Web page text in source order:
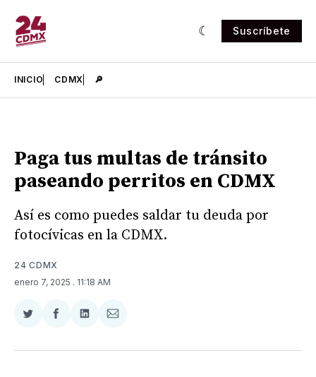
Suscríbete
INICIO CDMX 🔎
Paga tus multas de tránsito
paseando perritos en CDMX
Así es como puedes saldar tu deuda por
fotocívicas en la CDMX.
24 CDMX
enero 7, 2025 . 11:18 AM
Compartir
Twitter
Compartir
Facebook
Compartir
LinkedIn
Compartir
Email